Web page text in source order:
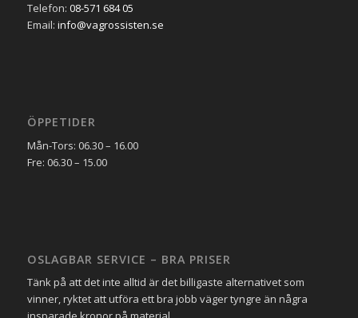
Telefon: 08-571 684 05
Email: info@vagrossisten.se
ÖPPETIDER
Mån-Tors: 06.30 – 16.00
Fre: 06.30 – 15.00
OSLAGBAR SERVICE – BRA PRISER
Tänk på att det inte alltid är det billigaste alternativet som
vinner, ryktet att utföra ett bra jobb väger tyngre än några